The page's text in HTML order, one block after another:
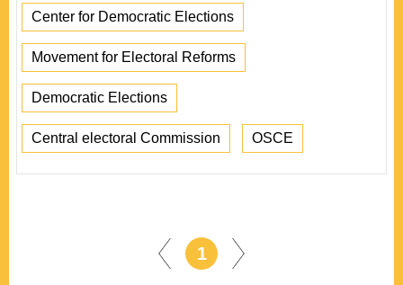
Center for Democratic Elections
Movement for Electoral Reforms
Democratic Elections
Central electoral Commission OSCE
1